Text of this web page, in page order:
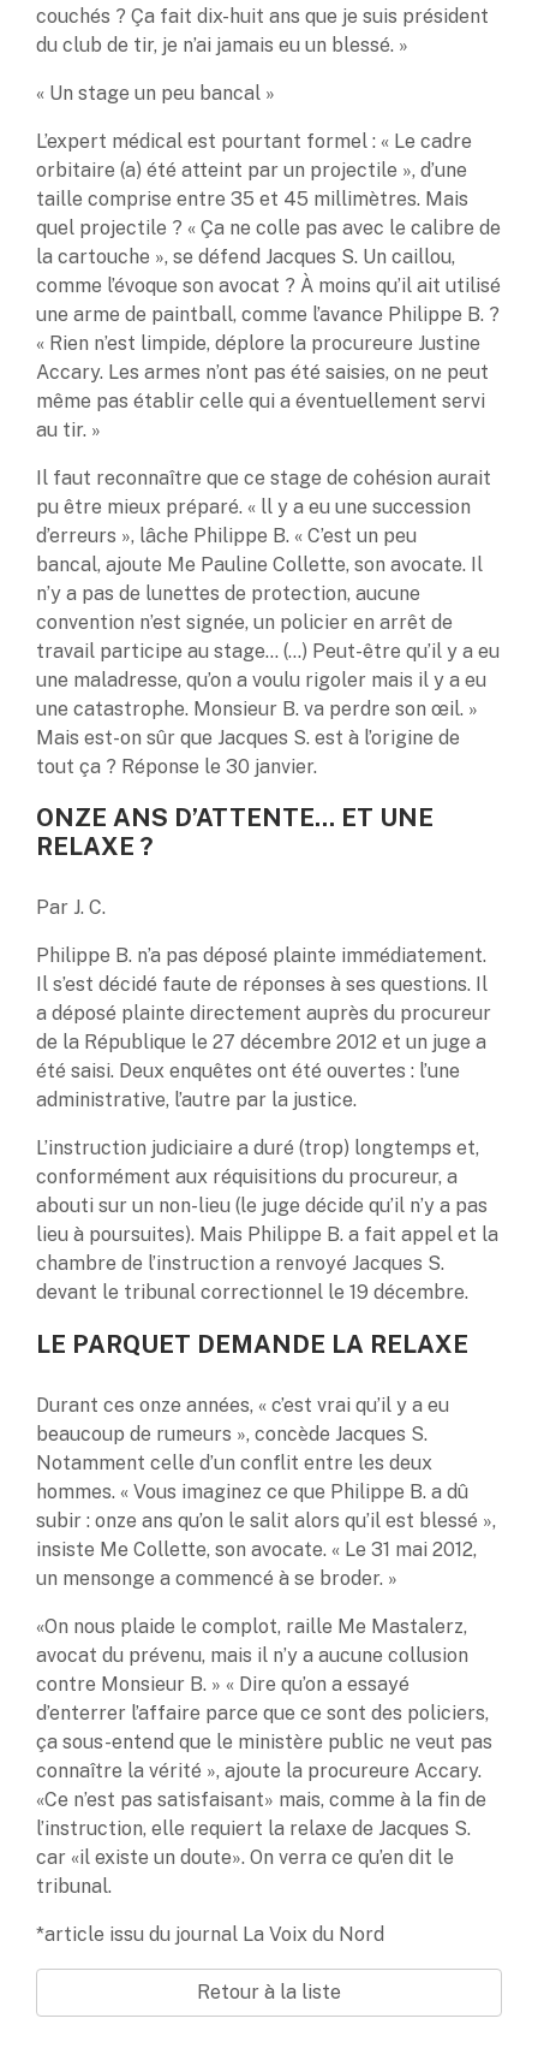
couchés ? Ça fait dix-huit ans que je suis président
du club de tir, je n’ai jamais eu un blessé. »
« Un stage un peu bancal »
L’expert médical est pourtant formel : « Le cadre
orbitaire (a) été atteint par un projectile », d’une
taille comprise entre 35 et 45 millimètres. Mais
quel projectile ? « Ça ne colle pas avec le calibre de
la cartouche », se défend Jacques S. Un caillou,
comme l’évoque son avocat ? À moins qu’il ait utilisé
une arme de paintball, comme l’avance Philippe B. ?
« Rien n’est limpide, déplore la procureure Justine
Accary. Les armes n’ont pas été saisies, on ne peut
même pas établir celle qui a éventuellement servi
au tir. »
Il faut reconnaître que ce stage de cohésion aurait
pu être mieux préparé. « ll y a eu une succession
d’erreurs », lâche Philippe B. « C’est un peu
bancal, ajoute Me Pauline Collette, son avocate. Il
n’y a pas de lunettes de protection, aucune
convention n’est signée, un policier en arrêt de
travail participe au stage… (…) Peut-être qu’il y a eu
une maladresse, qu’on a voulu rigoler mais il y a eu
une catastrophe. Monsieur B. va perdre son œil. »
Mais est-on sûr que Jacques S. est à l’origine de
tout ça ? Réponse le 30 janvier.
ONZE ANS D’ATTENTE… ET UNE
RELAXE ?
Par J. C.
Philippe B. n’a pas déposé plainte immédiatement.
Il s’est décidé faute de réponses à ses questions. Il
a déposé plainte directement auprès du procureur
de la République le 27 décembre 2012 et un juge a
été saisi. Deux enquêtes ont été ouvertes : l’une
administrative, l’autre par la justice.
L’instruction judiciaire a duré (trop) longtemps et,
conformément aux réquisitions du procureur, a
abouti sur un non-lieu (le juge décide qu’il n’y a pas
lieu à poursuites). Mais Philippe B. a fait appel et la
chambre de l’instruction a renvoyé Jacques S.
devant le tribunal correctionnel le 19 décembre.
LE PARQUET DEMANDE LA RELAXE
Durant ces onze années, « c’est vrai qu’il y a eu
beaucoup de rumeurs », concède Jacques S.
Notamment celle d’un conflit entre les deux
hommes. « Vous imaginez ce que Philippe B. a dû
subir : onze ans qu’on le salit alors qu’il est blessé »,
insiste Me Collette, son avocate. « Le 31 mai 2012,
un mensonge a commencé à se broder. »
«On nous plaide le complot, raille Me Mastalerz,
avocat du prévenu, mais il n’y a aucune collusion
contre Monsieur B. » « Dire qu’on a essayé
d’enterrer l’affaire parce que ce sont des policiers,
ça sous-entend que le ministère public ne veut pas
connaître la vérité », ajoute la procureure Accary.
«Ce n’est pas satisfaisant» mais, comme à la fin de
l’instruction, elle requiert la relaxe de Jacques S.
car «il existe un doute». On verra ce qu’en dit le
tribunal.
*article issu du journal La Voix du Nord
Retour à la liste